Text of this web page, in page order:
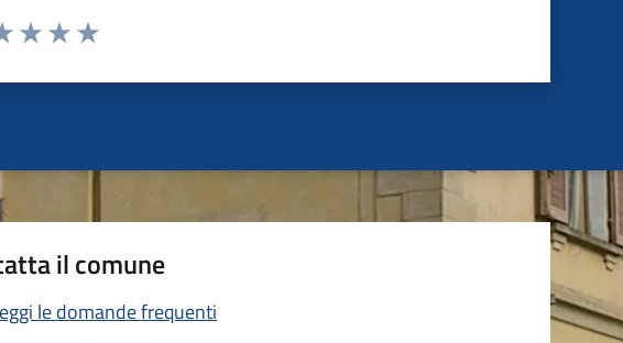
1 a 5 stelle la pagina
il comune
le domande frequenti